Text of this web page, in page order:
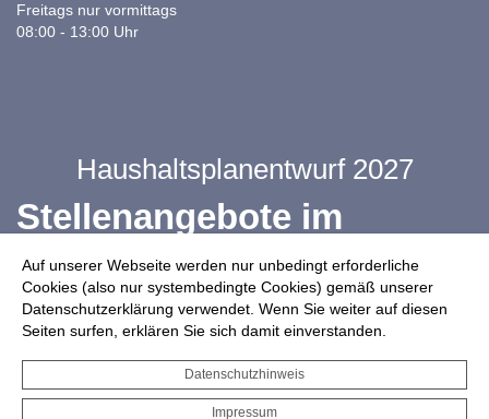
Auf unserer Webseite werden nur unbedingt erforderliche
Cookies (also nur systembedingte Cookies) gemäß unserer
Datenschutzerklärung verwendet. Wenn Sie weiter auf diesen
Seiten surfen, erklären Sie sich damit einverstanden.
Datenschutzhinweis
Impressum
Freitags nur vormittags
08:00 - 13:00 Uhr
Haushaltsplanentwurf 2027
Stellenangebote im
Ganztag
Infos zur Drohnennutzung
Starkregengefahrenkarte